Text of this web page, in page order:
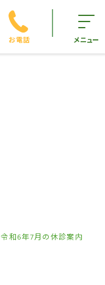
お電話 メニュー
令和6年7月の休診案内